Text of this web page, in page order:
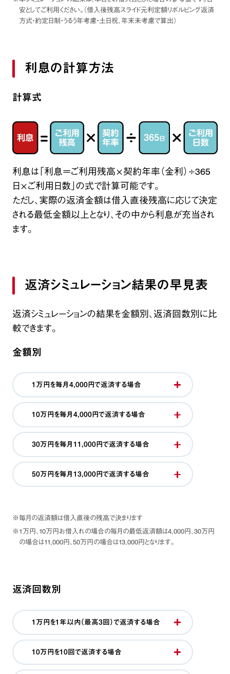
安としてご利用ください。 （借入後残高スライド元利定額リボルビング返済
方式・約定日制・うるう年考慮・土日祝、年末未考慮で算出）
利息の計算方法
計算式
利息は「利息＝ご利用残高×契約年率（金利）÷365
日×ご利用日数」の式で計算可能です。
ただし、実際の返済金額は借入直後残高に応じて決定
される最低金額以上となり、その中から利息が充当され
ます。
返済シミュレーション結果の早見表
返済シミュレーションの結果を金額別、返済回数別に比
較できます。
金額別
1万円を毎月4,000円で返済する場合
10万円を毎月4,000円で返済する場合
30万円を毎月11,000円で返済する場合
50万円を毎月13,000円で返済する場合
※毎月の返済額は借入直後の残高で決まります
※1万円、10万円お借入れの場合の毎月の最低返済額は4,000円、30万円
の場合は11,000円、50万円の場合は13,000円となります。
返済回数別
1万円を1年以内（最高3回）で返済する場合
10万円を10回で返済する場合